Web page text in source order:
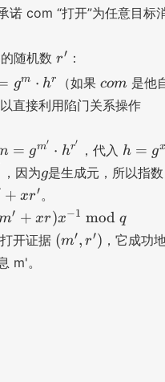
诺 com “打开”为任意目标
随机数 r
r′ ：
gm ⋅ hr （如果c
o
m
com 是他
直接利用陷门关系操作
= gm′ ⋅ hr′ ，代入 h
=
g
x
h = gx
，因为g
g是生成元，所以指数
+ xr′。
′ + xr)x−1 mod q
开证据 (
(m′, r′) ，它成功
m'。